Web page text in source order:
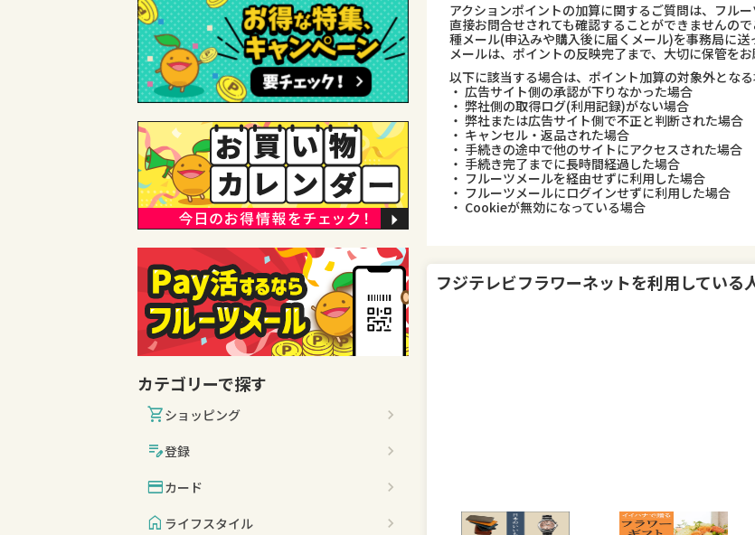
カテゴリーで探す
shopping_cartショッピング
edit_note登録
credit_cardカード
home ライフスタイル
アクションポイントの加算に関するご質問は、フル
直接お問合せされても確認することができませんの
種メール(申込みや購入後に届くメール)を事務局に
メールは、ポイントの反映完了まで、大切に保管をお
以下に該当する場合は、ポイント加算の対象外とな
・ 広告サイト側の承認が下りなかった場合
・ 弊社側の取得ログ(利用記録)がない場合
・ 弊社または広告サイト側で不正と判断された場合
・ キャンセル・返品された場合
・ 手続きの途中で他のサイトにアクセスされた場合
・ 手続き完了までに長時間経過した場合
・ フルーツメールを経由せずに利用した場合
・ フルーツメールにログインせずに利用した場合
・ Cookieが無効になっている場合
フジテレビフラワーネットを利用している